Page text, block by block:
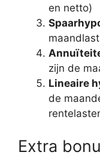
en netto)
zijn de
Lineaire
de
Extra